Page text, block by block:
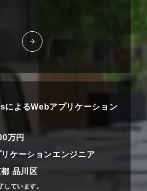
よるWebアプリケーション
万円
ケーションエンジニア
品川区
ています。